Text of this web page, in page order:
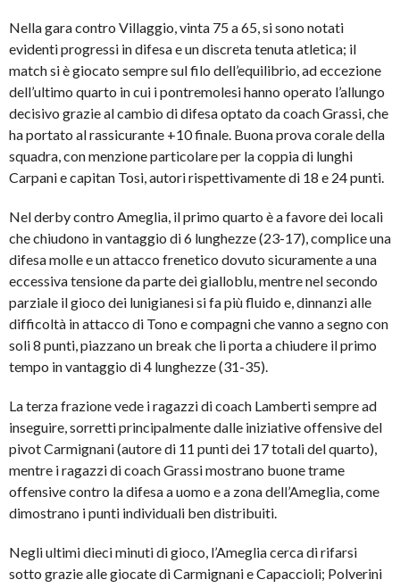
Nella gara contro Villaggio, vinta 75 a 65, si sono notati
evidenti progressi in difesa e un discreta tenuta atletica; il
match si è giocato sempre sul filo dell’equilibrio, ad eccezione
dell’ultimo quarto in cui i pontremolesi hanno operato l’allungo
decisivo grazie al cambio di difesa optato da coach Grassi, che
ha portato al rassicurante +10 finale. Buona prova corale della
squadra, con menzione particolare per la coppia di lunghi
Carpani e capitan Tosi, autori rispettivamente di 18 e 24 punti.
Nel derby contro Ameglia, il primo quarto è a favore dei locali
che chiudono in vantaggio di 6 lunghezze (23-17), complice una
difesa molle e un attacco frenetico dovuto sicuramente a una
eccessiva tensione da parte dei gialloblu, mentre nel secondo
parziale il gioco dei lunigianesi si fa più fluido e, dinnanzi alle
difficoltà in attacco di Tono e compagni che vanno a segno con
soli 8 punti, piazzano un break che li porta a chiudere il primo
tempo in vantaggio di 4 lunghezze (31-35).
La terza frazione vede i ragazzi di coach Lamberti sempre ad
inseguire, sorretti principalmente dalle iniziative offensive del
pivot Carmignani (autore di 11 punti dei 17 totali del quarto),
mentre i ragazzi di coach Grassi mostrano buone trame
offensive contro la difesa a uomo e a zona dell’Ameglia, come
dimostrano i punti individuali ben distribuiti.
Negli ultimi dieci minuti di gioco, l’Ameglia cerca di rifarsi
sotto grazie alle giocate di Carmignani e Capaccioli; Polverini